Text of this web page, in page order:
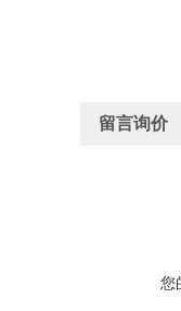
留言询价
您